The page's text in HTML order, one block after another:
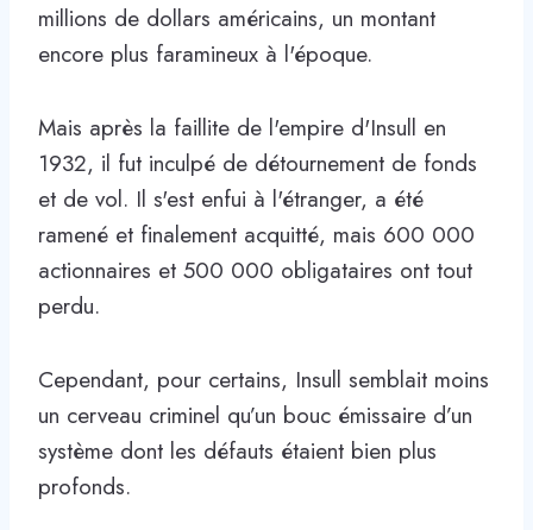
millions de dollars américains, un montant
encore plus faramineux à l'époque.
Mais après la faillite de l'empire d'Insull en
1932, il fut inculpé de détournement de fonds
et de vol. Il s'est enfui à l'étranger, a été
ramené et finalement acquitté, mais 600 000
actionnaires et 500 000 obligataires ont tout
perdu.
Cependant, pour certains, Insull semblait moins
un cerveau criminel qu’un bouc émissaire d’un
système dont les défauts étaient bien plus
profonds.